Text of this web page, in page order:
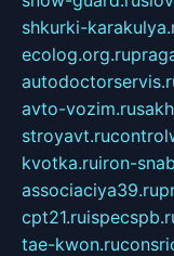
shkurki-
ecolog.org.ru
avto-vozim.ru
stroyavt.ru
kvotka.ruiron-
associaciya39.ru
cpt21.ru
tae-kwon.ru